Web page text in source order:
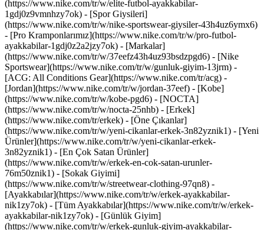
(https://www.nike.com/tr/w/elite-futbol-ayakkabilar-
1gdj0z9vmnhzy7ok) - [Spor Giysileri]
(https://www.nike.com/tr/w/nike-sportswear-giysiler-43h4uz6ymx6)
- [Pro Kramponlarımız](https://www.nike.com/tr/w/pro-futbol-
ayakkabilar-1gdj0z2a2jzy7ok) - [Markalar]
(https://www.nike.com/tr/w/37eefz43h4uz93bsdzpgd6) - [Nike
Sportswear](https://www.nike.com/tr/w/gunluk-giyim-13jrm) -
[ACG: All Conditions Gear](https://www.nike.com/tr/acg) -
[Jordan](https://www.nike.com/tr/w/jordan-37eef) - [Kobe]
(https://www.nike.com/tr/w/kobe-pgd6) - [NOCTA]
(https://www.nike.com/tr/w/nocta-25nhb) - [Erkek]
(https://www.nike.com/tr/erkek) - [Öne Çıkanlar]
(https://www.nike.com/tr/w/yeni-cikanlar-erkek-3n82yznik1) - [Yeni
Ürünler](https://www.nike.com/tr/w/yeni-cikanlar-erkek-
3n82yznik1) - [En Çok Satan Ürünler]
(https://www.nike.com/tr/w/erkek-en-cok-satan-urunler-
76m50znik1) - [Sokak Giyimi]
(https://www.nike.com/tr/w/streetwear-clothing-97qn8) -
[Ayakkabılar](https://www.nike.com/tr/w/erkek-ayakkabilar-
nik1zy7ok) - [Tüm Ayakkabılar](https://www.nike.com/tr/w/erkek-
ayakkabilar-nik1zy7ok) - [Günlük Giyim]
(https://www.nike.com/tr/w/erkek-gunluk-giyim-ayakkabilar-